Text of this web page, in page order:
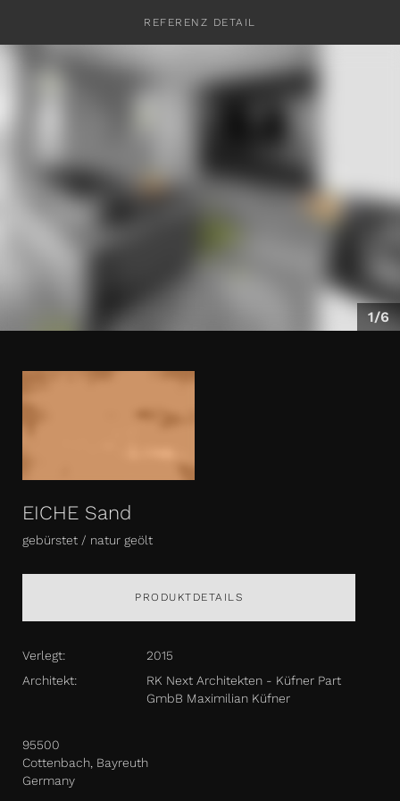
REFERENZ DETAIL
1/6
EICHE Sand
gebürstet / natur geölt
PRODUKTDETAILS
Verlegt:
2015
Architekt:
RK Next Architekten - Küfner Part
GmbB Maximilian Küfner
95500
Cottenbach, Bayreuth
Germany